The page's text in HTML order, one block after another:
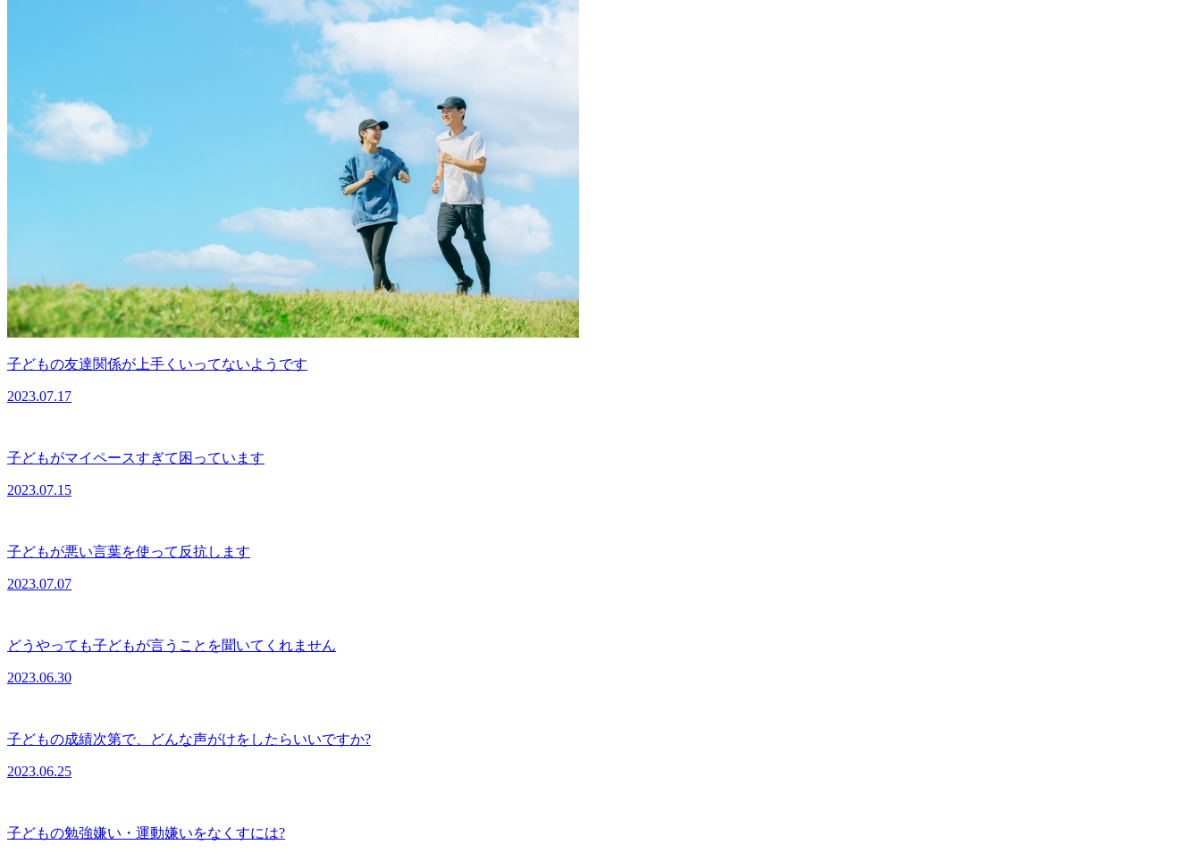
子どもの友達関係が上手くいってないようです
2023.07.17
子どもがマイペースすぎて困っています
2023.07.15
子どもが悪い言葉を使って反抗します
2023.07.07
どうやっても子どもが言うことを聞いてくれません
2023.06.30
子どもの成績次第で、どんな声がけをしたらいいですか?
2023.06.25
子どもの勉強嫌い・運動嫌いをなくすには?